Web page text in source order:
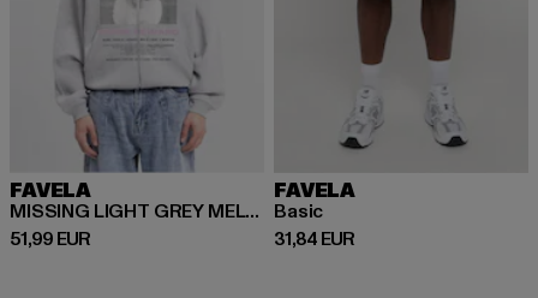
FAVELA
MISSING LIGHT GREY MELANGE FRONTZIP
51,99 EUR
Derzeitiger Preis: 51,99 EUR
FAVELA
Basic
31,84 EUR
Derzeitiger Preis: 31,84 EUR